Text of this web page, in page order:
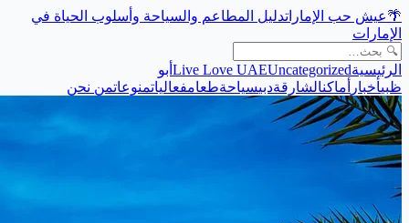
🌴عيش حب الإماراتدليل المطاعم والسياحة وأسلوب الحياة في
الإمارات
الرئيسية Live Love UAEUncategorized
أبو
ظبيأخبار أماكنالشارقةدبيسياحةطعامفعالياتمنوعاتمن نحن